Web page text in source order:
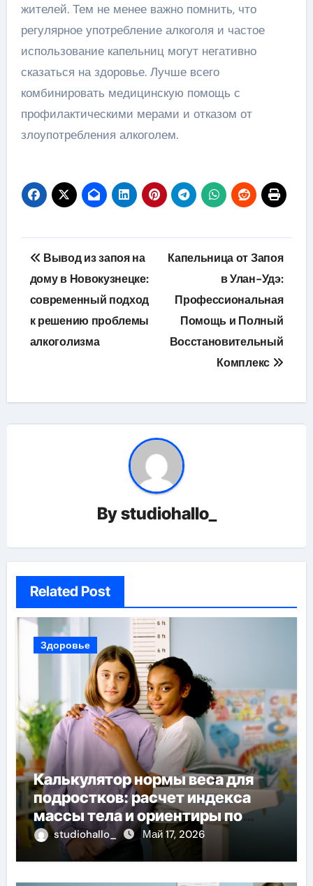
жителей. Тем не менее важно помнить, что
регулярное употребление алкоголя и частое
использование капельниц могут негативно
сказаться на здоровье. Лучше всего
комбинировать медицинскую помощь с
профилактическими мерами и отказом от
злоупотребления алкоголем.
Навигация
по
записям
Вывод из запоя на
дому в Новокузнецке:
современный подход
к решению проблемы
алкоголизма
Капельница от Запоя
в Улан-Удэ:
Профессиональная
Помощь и Полный
Восстановительный
Комплекс
Bystudiohallo_
Related Post
Здоровье
Калькулятор нормы веса для
подростков: расчет индекса
массы тела и ориентиры по
возрасту, росту и полу
studiohallo_ Май 17, 2026